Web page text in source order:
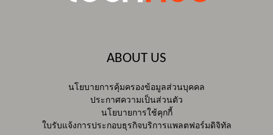
ABOUT US
นโยบายการคุ้มครองข้อมูลส่วนบุคคล
ประกาศความเป็นส่วนตัว
นโยบายการใช้คุกกี้
ใบรับแจ้งการประกอบธุรกิจบริการแพลตฟอร์มดิจิทัล